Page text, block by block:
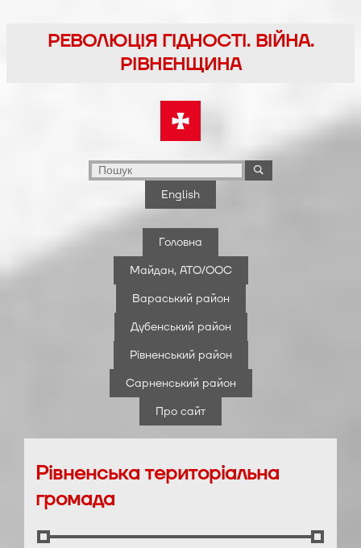
РЕВОЛЮЦІЯ ГІДНОСТІ. ВІЙНА.
РІВНЕНЩИНА
English
Головна
Майдан, АТО/ООС
Вараський район
Дубенський район
Рівненський район
Сарненський район
Про сайт
Рівненська територіальна
громада